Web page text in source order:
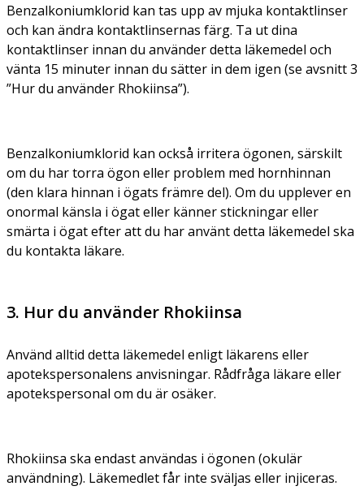
Benzalkoniumklorid kan tas upp av mjuka kontaktlinser
och kan ändra kontaktlinsernas färg. Ta ut dina
kontaktlinser innan du använder detta läkemedel och
vänta 15 minuter innan du sätter in dem igen (se avsnitt 3
”Hur du använder Rhokiinsa”).
Benzalkoniumklorid kan också irritera ögonen, särskilt
om du har torra ögon eller problem med hornhinnan
(den klara hinnan i ögats främre del). Om du upplever en
onormal känsla i ögat eller känner stickningar eller
smärta i ögat efter att du har använt detta läkemedel ska
du kontakta läkare.
3. Hur du använder Rhokiinsa
Använd alltid detta läkemedel enligt läkarens eller
apotekspersonalens anvisningar. Rådfråga läkare eller
apotekspersonal om du är osäker.
Rhokiinsa ska endast användas i ögonen (okulär
användning). Läkemedlet får inte sväljas eller injiceras.